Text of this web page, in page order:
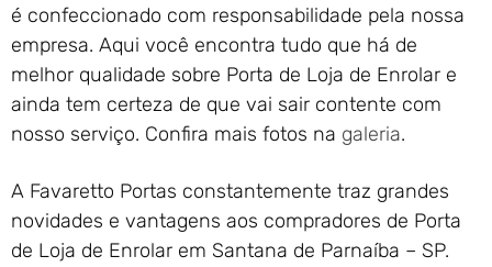
é confeccionado com responsabilidade pela nossa
empresa. Aqui você encontra tudo que há de
melhor qualidade sobre Porta de Loja de Enrolar e
ainda tem certeza de que vai sair contente com
nosso serviço. Confira mais fotos na galeria.
A Favaretto Portas constantemente traz grandes
novidades e vantagens aos compradores de Porta
de Loja de Enrolar em Santana de Parnaíba – SP.